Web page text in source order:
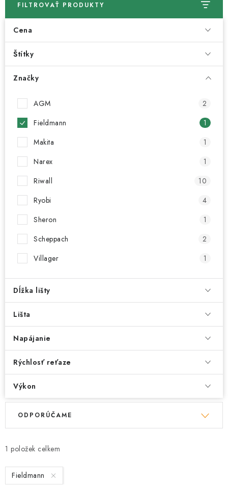
FILTROVAŤ PRODUKTY
Cena
Štítky
Značky
AGM
2
Fieldmann
1
Makita
1
Narex
1
Riwall
10
Ryobi
4
Sheron
1
Scheppach
2
Villager
1
Dĺžka lišty
Lišta
Napájanie
Rýchlosť reťaze
Výkon
V
i
s
p
1
R
e
n
i
ODPORÚČAME
Fieldmann